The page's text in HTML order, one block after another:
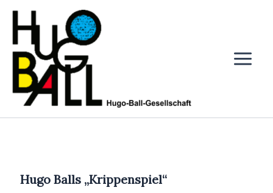
Zum
Inhalt
Hugo Balls „Krippenspiel“